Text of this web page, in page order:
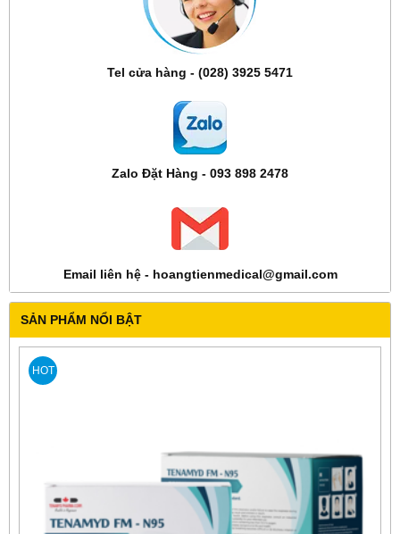
Tel cửa hàng - (028) 3925 5471
Zalo Đặt Hàng - 093 898 2478
Email liên hệ - hoangtienmedical@gmail.com
SẢN PHẨM NỔI BẬT
HOT